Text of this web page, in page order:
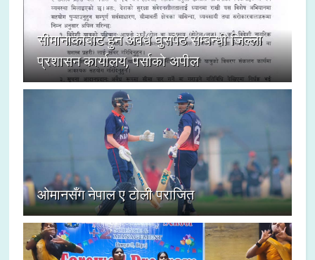
सीमानाकाबाट हुने अवैध घुसपैठ सम्बन्धी जिल्ला
प्रशासन कार्यालय, पर्साको अपील
ओमानसँग नेपाल ए टोली पराजित